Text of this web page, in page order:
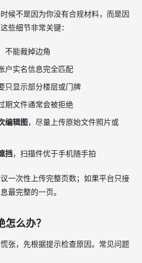
候不是因为你没有合规材料，而是因
些细节非常关键：
不能裁掉边角
户实名信息完全匹配
只显示部分楼层或门牌
期文件通常会被拒绝
编辑图，尽量上传原始文件照片或
挡，扫描件优于手机随手拍
一次性上传完整页数；如果平台只接
最完整的一页。
么办？
张，先根据提示检查原因。常见问题